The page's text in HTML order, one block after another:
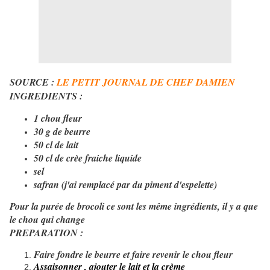
SOURCE :LE PETIT JOURNAL DE CHEF DAMIEN
INGREDIENTS :
1 chou fleur
30 g de beurre
50 cl de lait
50 cl de crèe fraiche liquide
sel
safran (j'ai remplacé par du piment d'espelette)
​Pour la purée de brocoli ce sont les même ingrédients, il y a que
le chou qui change
​PREPARATION :
Faire fondre le beurre et faire revenir le chou fleur
Assaisonner , ajouter le lait et la crème